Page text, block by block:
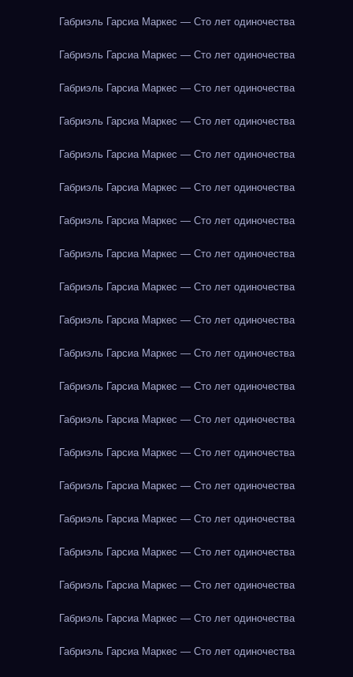
Габриэль Гарсиа Маркес — Сто лет одиночества
Габриэль Гарсиа Маркес — Сто лет одиночества
Габриэль Гарсиа Маркес — Сто лет одиночества
Габриэль Гарсиа Маркес — Сто лет одиночества
Габриэль Гарсиа Маркес — Сто лет одиночества
Габриэль Гарсиа Маркес — Сто лет одиночества
Габриэль Гарсиа Маркес — Сто лет одиночества
Габриэль Гарсиа Маркес — Сто лет одиночества
Габриэль Гарсиа Маркес — Сто лет одиночества
Габриэль Гарсиа Маркес — Сто лет одиночества
Габриэль Гарсиа Маркес — Сто лет одиночества
Габриэль Гарсиа Маркес — Сто лет одиночества
Габриэль Гарсиа Маркес — Сто лет одиночества
Габриэль Гарсиа Маркес — Сто лет одиночества
Габриэль Гарсиа Маркес — Сто лет одиночества
Габриэль Гарсиа Маркес — Сто лет одиночества
Габриэль Гарсиа Маркес — Сто лет одиночества
Габриэль Гарсиа Маркес — Сто лет одиночества
Габриэль Гарсиа Маркес — Сто лет одиночества
Габриэль Гарсиа Маркес — Сто лет одиночества